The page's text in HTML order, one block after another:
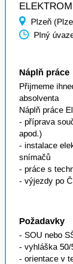
Plzeň
Plný
Náplň práce
Přijmeme
absolventa
Náplň práce
- příprava
apod.)
- instalace
snímačů
- práce s
- výjezdy po
Požadavky
- SOU nebo
- vyhláška 50/
- orientace v